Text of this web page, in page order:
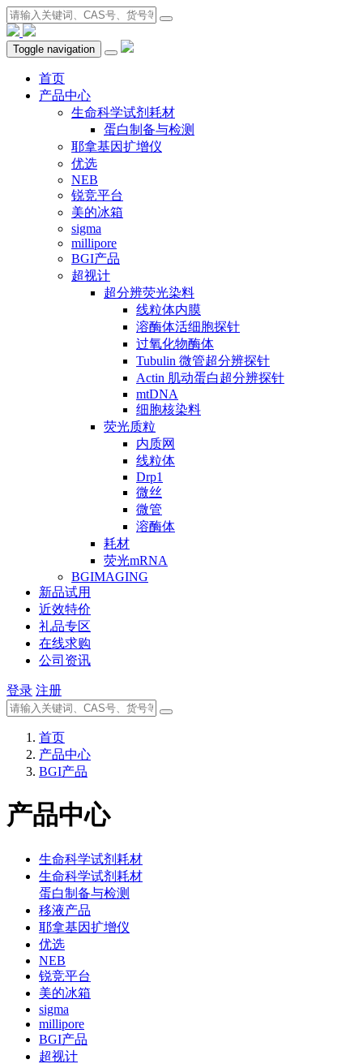
Toggle navigation
首页
产品中心
生命科学试剂耗材
蛋白制备与检测
耶拿基因扩增仪
优选
NEB
锐竞平台
美的冰箱
sigma
millipore
BGI产品
超视计
超分辨荧光染料
线粒体内膜
溶酶体活细胞探针
过氧化物酶体
Tubulin 微管超分辨探针
Actin 肌动蛋白超分辨探针
mtDNA
细胞核染料
荧光质粒
内质网
线粒体
Drp1
微丝
微管
溶酶体
耗材
荧光mRNA
BGIMAGING
新品试用
近效特价
礼品专区
在线求购
公司资讯
登录 注册
首页
产品中心
BGI产品
产品中心
生命科学试剂耗材
生命科学试剂耗材
蛋白制备与检测
移液产品
耶拿基因扩增仪
优选
NEB
锐竞平台
美的冰箱
sigma
millipore
BGI产品
超视计